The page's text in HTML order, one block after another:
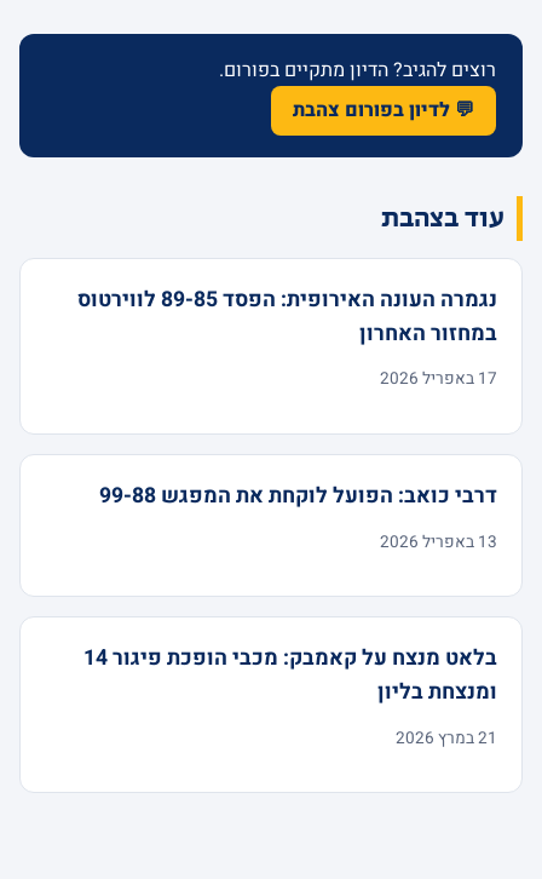
רוצים להגיב? הדיון מתקיים בפורום.
💬 לדיון בפורום צהבת
עוד בצהבת
נגמרה העונה האירופית: הפסד 89-85 לווירטוס
במחזור האחרון
17 באפריל 2026
דרבי כואב: הפועל לוקחת את המפגש 99-88
13 באפריל 2026
בלאט מנצח על קאמבק: מכבי הופכת פיגור 14
ומנצחת בליון
21 במרץ 2026